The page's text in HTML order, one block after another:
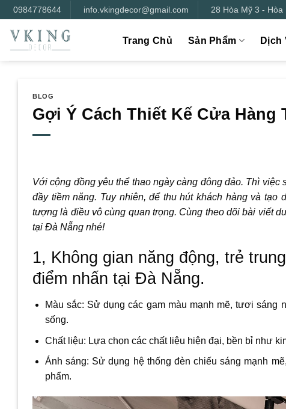
qua
nội
dung
0984778644 info.vkingdecor@gmail.com 28 Hòa Mỹ 3 -
Trang Chủ Sản Phẩm Dịch
BLOG
Gợi Ý Cách Thiết Kế Cửa
Với cộng đồng yêu thể thao ngày càng đông đảo. Thì
đầy tiềm năng. Tuy nhiên, để thu hút khách hàng và
tượng là điều vô cùng quan trọng. Cùng theo dõi bài viết
tại Đà Nẵng nhé!
1, Không gian năng động, trẻ
điểm nhấn tại Đà Nẵng.
Màu sắc: Sử dụng các gam màu mạnh mẽ, tươi sáng
sống.
Chất liệu: Lựa chọn các chất liệu hiện đại, bền bỉ như
Ánh sáng: Sử dụng hệ thống đèn chiếu sáng mạnh
phẩm.